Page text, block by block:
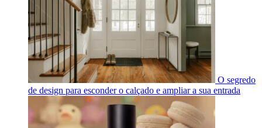
O segredo
de design para esconder o calçado e ampliar a sua entrada